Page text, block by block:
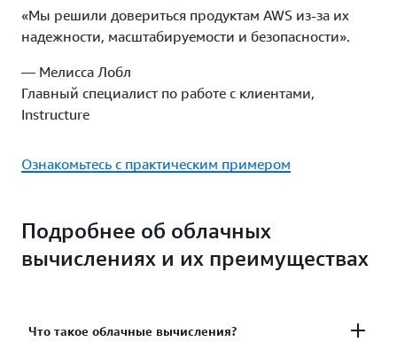
«Мы решили довериться продуктам AWS из-за их
надежности, масштабируемости и безопасности».
— Мелисса Лобл
Главный специалист по работе с клиентами,
Instructure
Ознакомьтесь с практическим примером
Подробнее об облачных
вычислениях и их преимуществах
Что такое облачные вычисления?